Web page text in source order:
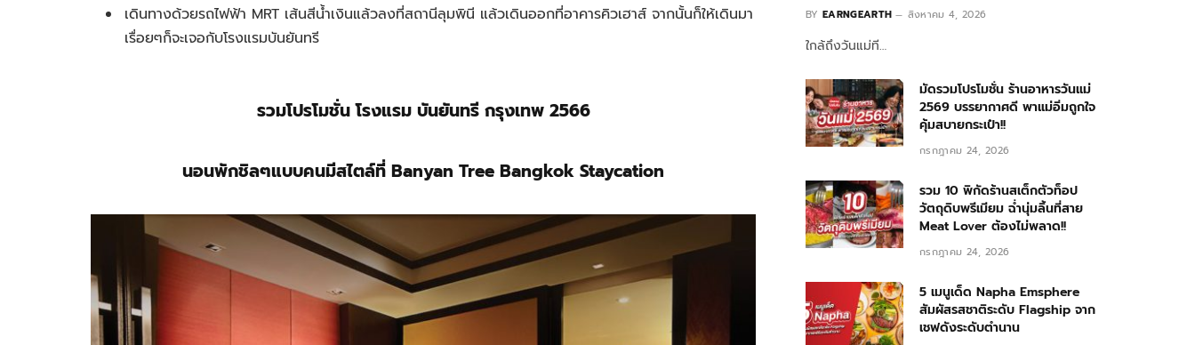
เดินทางด้วยรถไฟฟ้า MRT เส้นสีน้ำเงินแล้วลงที่สถานีลุมพินี แล้วเดินออกที่อาคารคิวเฮาส์ จากนั้นก็ให้เดินมา
เรื่อยๆก็จะเจอกับโรงแรมบันยันทรี
รวมโปรโมชั่น โรงแรม บันยันทรี กรุงเทพ 2566
นอนพักชิลๆแบบคนมีสไตล์ที่ Banyan Tree Bangkok Staycation
BY EARNGEARTH สิงหาคม 4, 2026
ใกล้ถึงวันแม่ที…
มัดรวมโปรโมชั่น ร้านอาหารวันแม่
2569 บรรยากาศดี พาแม่อิ่มถูกใจ
คุ้มสบายกระเป๋า!!
กรกฎาคม 24, 2026
รวม 10 พิกัดร้านสเต็กตัวท็อป
วัตถุดิบพรีเมียม ฉ่ำนุ่มลิ้นที่สาย
Meat Lover ต้องไม่พลาด!!
กรกฎาคม 24, 2026
5 เมนูเด็ด Napha Emsphere
สัมผัสรสชาติระดับ Flagship จาก
เชฟดังระดับตำนาน